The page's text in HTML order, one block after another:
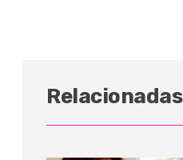
Relacionadas